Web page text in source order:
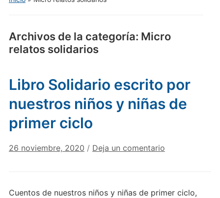
Archivos de la categoría: Micro
relatos solidarios
Libro Solidario escrito por
nuestros niños y niñas de
primer ciclo
26 noviembre, 2020 / Deja un comentario
Cuentos de nuestros niños y niñas de primer ciclo,